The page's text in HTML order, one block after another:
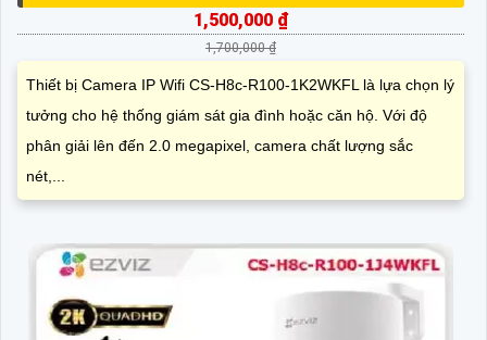
1,500,000 ₫
1,700,000 ₫
Thiết bị Camera IP Wifi CS-H8c-R100-1K2WKFL là lựa chọn lý
tưởng cho hệ thống giám sát gia đình hoặc căn hộ. Với độ
phân giải lên đến 2.0 megapixel, camera chất lượng sắc
nét,...